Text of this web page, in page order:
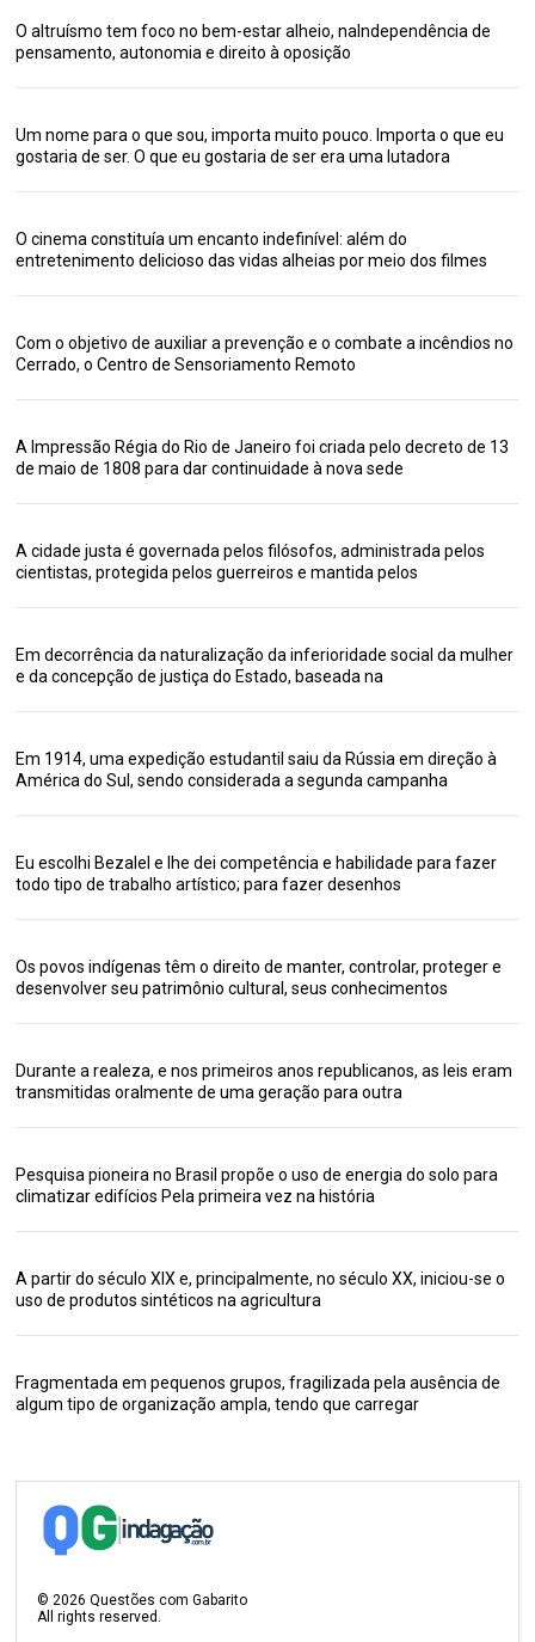
O altruísmo tem foco no bem-estar alheio, naIndependência de
pensamento, autonomia e direito à oposição
Um nome para o que sou, importa muito pouco. Importa o que eu
gostaria de ser. O que eu gostaria de ser era uma lutadora
O cinema constituía um encanto indefinível: além do
entretenimento delicioso das vidas alheias por meio dos filmes
Com o objetivo de auxiliar a prevenção e o combate a incêndios no
Cerrado, o Centro de Sensoriamento Remoto
A Impressão Régia do Rio de Janeiro foi criada pelo decreto de 13
de maio de 1808 para dar continuidade à nova sede
A cidade justa é governada pelos filósofos, administrada pelos
cientistas, protegida pelos guerreiros e mantida pelos
Em decorrência da naturalização da inferioridade social da mulher
e da concepção de justiça do Estado, baseada na
Em 1914, uma expedição estudantil saiu da Rússia em direção à
América do Sul, sendo considerada a segunda campanha
Eu escolhi Bezalel e lhe dei competência e habilidade para fazer
todo tipo de trabalho artístico; para fazer desenhos
Os povos indígenas têm o direito de manter, controlar, proteger e
desenvolver seu patrimônio cultural, seus conhecimentos
Durante a realeza, e nos primeiros anos republicanos, as leis eram
transmitidas oralmente de uma geração para outra
Pesquisa pioneira no Brasil propõe o uso de energia do solo para
climatizar edifícios Pela primeira vez na história
A partir do século XIX e, principalmente, no século XX, iniciou-se o
uso de produtos sintéticos na agricultura
Fragmentada em pequenos grupos, fragilizada pela ausência de
algum tipo de organização ampla, tendo que carregar
©2026 Questões com Gabarito
All rights reserved.